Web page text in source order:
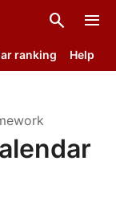
search menu
ranking Help